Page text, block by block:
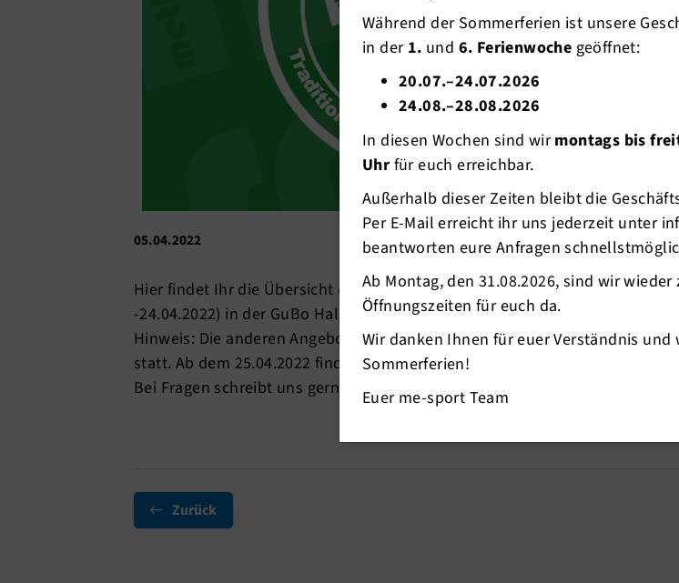
05.04.2022
Hier findet Ihr die Übersicht der Stunden die wir in den Osterferien
-24.04.2022) in der GuBo Halle anbieten.
Hinweis: Die anderen Angebote in den städtischen Hallen finden in dem
statt. Ab dem 25.04.2022 finden alle Angebote zu Ihren regulären Zeiten
Bei Fragen schreibt uns gerne an
info@me-sport.de
Zurück
Während der Sommerferien ist unsere
in der1. und 6. Ferienwoche geöffnet:
20.07.–24.07.2026
24.08.–28.08.2026
In diesen Wochen sind wirmontags bis
Uhr für euch erreichbar.
Außerhalb dieser Zeiten bleibt die
Per E-Mail erreicht ihr uns jederzeit unter
beantworten eure Anfragen
Ab Montag, den 31.08.2026, sind wir
Öffnungszeiten für euch da.
Wir danken Ihnen für euer Verständnis und
Sommerferien!
Euer me-sport Team